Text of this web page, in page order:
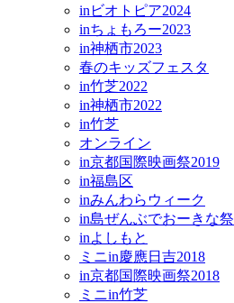
inビオトピア2024
inちょもろー2023
in神栖市2023
春のキッズフェスタ
in竹芝2022
in神栖市2022
in竹芝
オンライン
in京都国際映画祭2019
in福島区
inみんわらウィーク
in島ぜんぶでおーきな祭
inよしもと
ミニin慶應日吉2018
in京都国際映画祭2018
ミニin竹芝